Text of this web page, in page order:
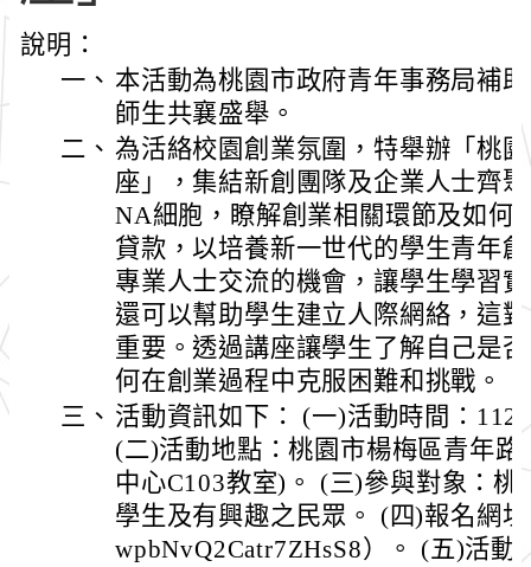
說明：
一、 本活動為桃園市政府青年事務局補
師生共襄盛舉。
二、 為活絡校園創業氛圍，特舉辦「桃
座」，集結新創團隊及企業人士齊
NA細胞，瞭解創業相關環節及如何
貸款，以培養新一世代的學生青年
專業人士交流的機會，讓學生學習
還可以幫助學生建立人際網絡，這
重要。透過講座讓學生了解自己是
何在創業過程中克服困難和挑戰。
三、 活動資訊如下： (一)活動時間：112
(二)活動地點：桃園市楊梅區青年
中心C103教室)。 (三)參與對象：
學生及有興趣之民眾。 (四)報名網
wpbNvQ2Catr7ZHsS8）。 (五)活動